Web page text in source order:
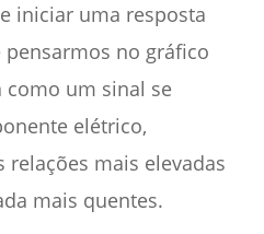
iniciar uma resposta
pensarmos no gráfico
um sinal se
elétrico,
relações mais elevadas
mais quentes.